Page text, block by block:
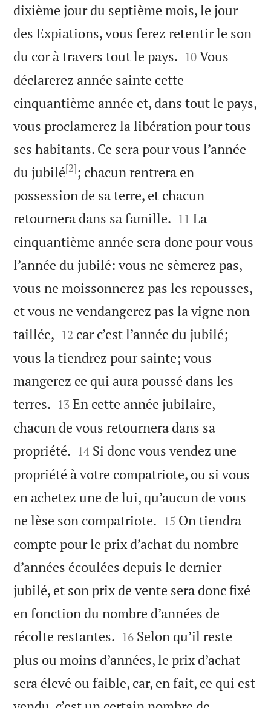
dixième jour du septième mois, le jour
des Expiations, vous ferez retentir le son
du cor à travers tout le pays. 

10 Vous
déclarerez année sainte cette
cinquantième année et, dans tout le pays,
vous proclamerez la libération pour tous
ses habitants. Ce sera pour vous l’année
du jubilé[2]; chacun rentrera en
possession de sa terre, et chacun
retournera dans sa famille. 

11 La
cinquantième année sera donc pour vous
l’année du jubilé: vous ne sèmerez pas,
vous ne moissonnerez pas les repousses,
et vous ne vendangerez pas la vigne non
taillée, 

12 car c’est l’année du jubilé;
vous la tiendrez pour sainte; vous
mangerez ce qui aura poussé dans les
terres. 

13 En cette année jubilaire,
chacun de vous retournera dans sa
propriété. 

14 Si donc vous vendez une
propriété à votre compatriote, ou si vous
en achetez une de lui, qu’aucun de vous
ne lèse son compatriote. 

15 On tiendra
compte pour le prix d’achat du nombre
d’années écoulées depuis le dernier
jubilé, et son prix de vente sera donc fixé
en fonction du nombre d’années de
récolte restantes. 

16 Selon qu’il reste
plus ou moins d’années, le prix d’achat
sera élevé ou faible, car, en fait, ce qui est